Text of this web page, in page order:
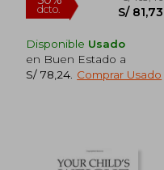
Disponible Usado
en Buen Estado a
S/ 78,24 Comprar Usado